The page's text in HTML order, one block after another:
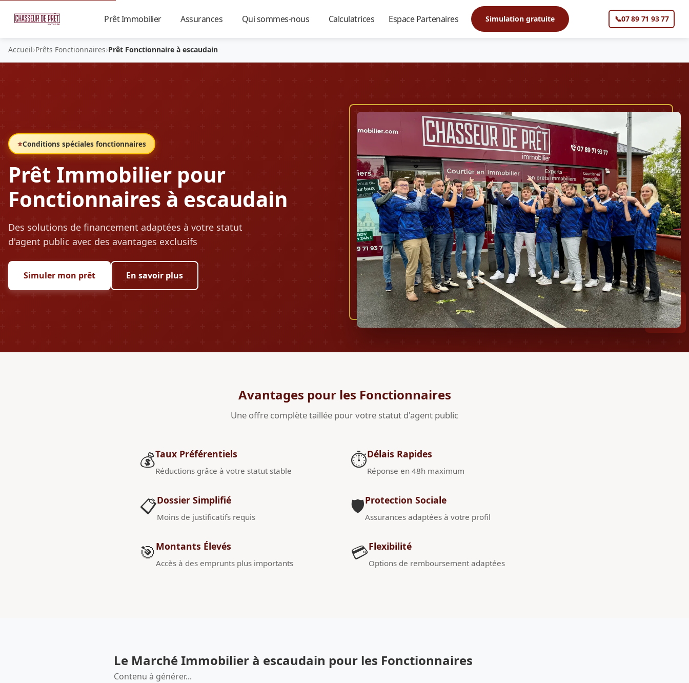
Prêt Immobilier Assurances Qui sommes-nous Calculatrices Espace Partenaires Simulation gratuite 📞07 89 71 93 77
Accueil›Prêts Fonctionnaires›Prêt Fonctionnaire à escaudain
⭐Conditions spéciales fonctionnaires
Prêt Immobilier pour
Fonctionnaires à escaudain
Des solutions de financement adaptées à votre statut
d'agent public avec des avantages exclusifs
Simuler mon prêt En savoir plus
Avantages pour les Fonctionnaires
Une offre complète taillée pour votre statut d'agent public
💰Taux Préférentiels
Réductions grâce à votre statut stable
📋Dossier Simplifié
Moins de justificatifs requis
🎯 Montants Élevés
Accès à des emprunts plus importants
⏱️Délais Rapides
Réponse en 48h maximum
🛡️Protection Sociale
Assurances adaptées à votre profil
💳Flexibilité
Options de remboursement adaptées
Le Marché Immobilier à escaudain pour les Fonctionnaires
Contenu à générer...